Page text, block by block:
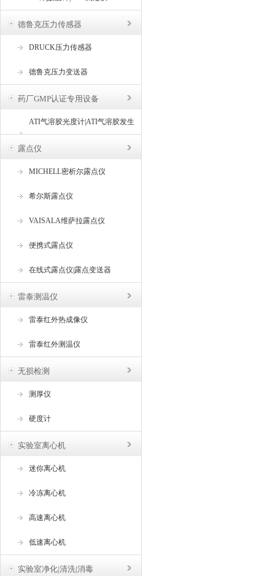
德鲁克压力传感器
DRUCK压力传感器
德鲁克压力变送器
药厂GMP认证专用设备
ATI气溶胶光度计|ATI气溶胶发生
器
露点仪
MICHELL密析尔露点仪
希尔斯露点仪
VAISALA维萨拉露点仪
便携式露点仪
在线式露点仪|露点变送器
雷泰测温仪
雷泰红外热成像仪
雷泰红外测温仪
无损检测
测厚仪
硬度计
实验室离心机
迷你离心机
冷冻离心机
高速离心机
低速离心机
实验室净化|清洗|消毒